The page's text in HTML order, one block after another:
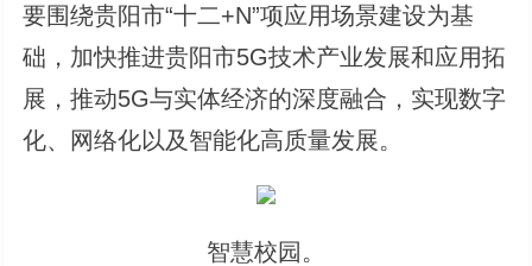
要围绕贵阳市“十二+N”项应用场景建设为基
础，加快推进贵阳市5G技术产业发展和应用拓
展，推动5G与实体经济的深度融合，实现数字
化、网络化以及智能化高质量发展。
智慧校园。